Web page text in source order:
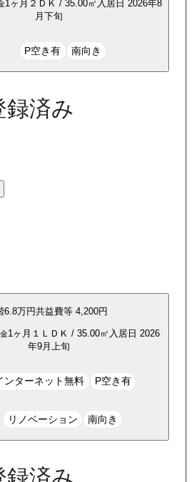
1ヶ月 ２ＤＫ / 35.00㎡ 入居日 2026年8
月下旬
P空き有 南向き
録済み
6.8万円共益費等 4,200円
1ヶ月 １ＬＤＫ / 35.00㎡ 入居日 2026
年9月上旬
ンターネット無料 P空き有
リノベーション 南向き